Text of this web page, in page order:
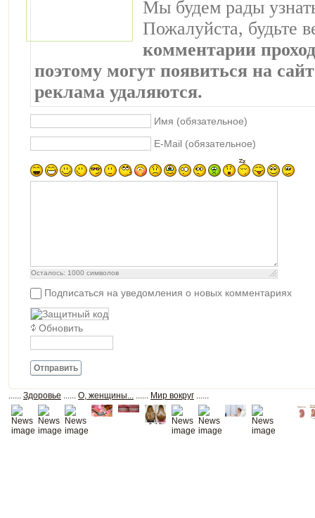
Мы будем рады
Пожалуйста, будьте
комментарии
поэтому могут появиться на
реклама удаляются.
Имя (обязательное)
E-Mail (обязательное)
Осталось: 1000 символов
Подписаться на уведомления о новых комментариях
Обновить
Отправить
...... Здоровье ...... О, женщины... ...... Мир вокруг ......